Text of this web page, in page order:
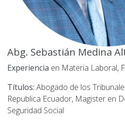
Abg. Sebastián Medina
Experiencia en Materia Laboral,
Títulos: Abogado de los
Republica Ecuador, Magister en
Seguridad Social